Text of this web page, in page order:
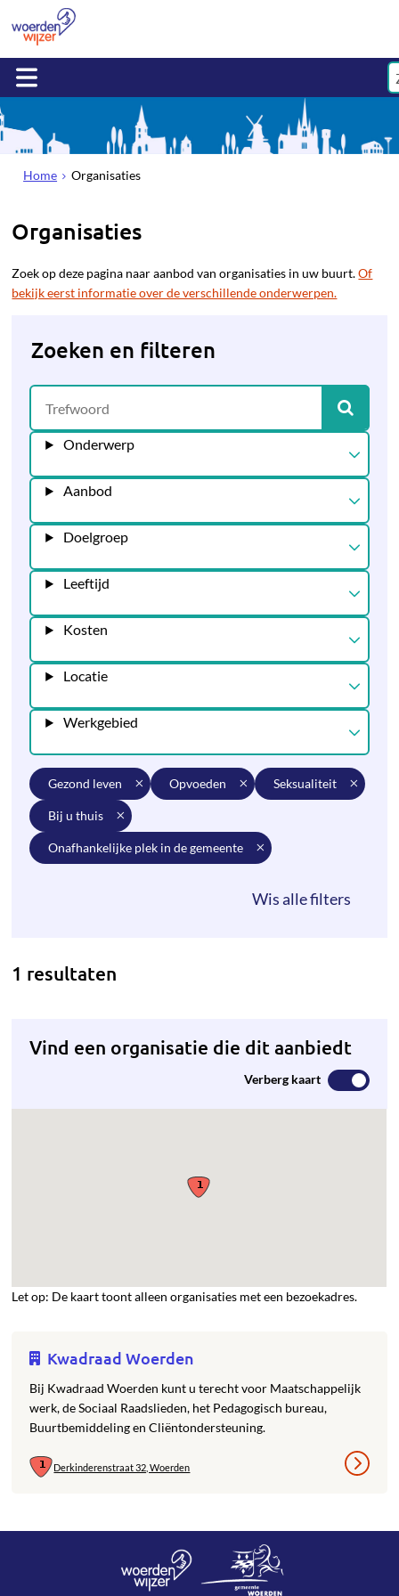
Home Organisaties
Organisaties
Zoek op deze pagina naar aanbod van organisaties in uw buurt.Of
bekijk eerst informatie over de verschillende onderwerpen.
Zoeken en filteren
Onderwerp
Aanbod
Doelgroep
Leeftijd
Kosten
Locatie
Werkgebied
gezond leven opvoeden seksualiteit
bij u thuis
onafhankelijke plek in de gemeente
1 resultaten
Vind een organisatie die dit aanbiedt
Verberg kaart
Let op: De kaart toont alleen organisaties met een bezoekadres.
Kwadraad Woerden
Bij Kwadraad Woerden kunt u terecht voor Maatschappelijk
werk, de Sociaal Raadslieden, het Pedagogisch bureau,
Buurtbemiddeling en Cliëntondersteuning.
Derkinderenstraat 32, Woerden